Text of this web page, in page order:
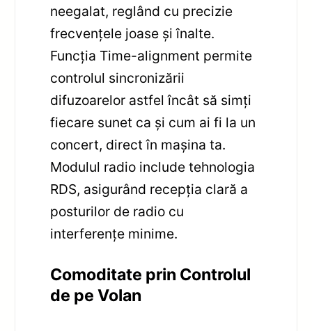
neegalat, reglând cu precizie
frecvențele joase și înalte.
Funcția Time-alignment permite
controlul sincronizării
difuzoarelor astfel încât să simți
fiecare sunet ca și cum ai fi la un
concert, direct în mașina ta.
Modulul radio include tehnologia
RDS, asigurând recepția clară a
posturilor de radio cu
interferențe minime.
Comoditate prin Controlul
de pe Volan